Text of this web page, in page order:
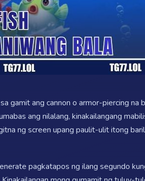
gamit ang cannon o armor-piercing na
ang nilalang, kinakailangang
ng screen upang paulit-ulit itong
pagkatapos ng ilang segundo